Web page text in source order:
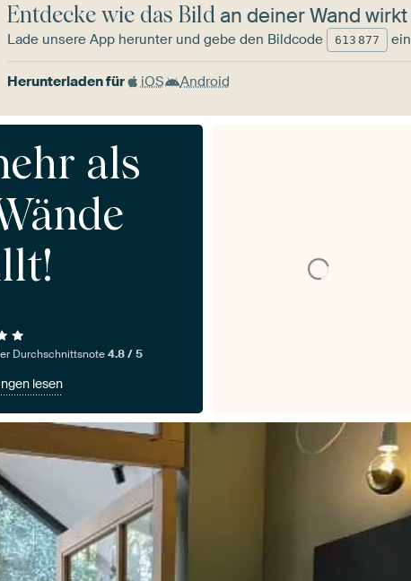
Entdecke wie das Bildan deiner Wand wirkt
Lade unsere App herunter und gebe den Bildcode 613 877 ein
Herunterladen für iOS Android
als
Durchschnittsnote4.8 / 5
lesen